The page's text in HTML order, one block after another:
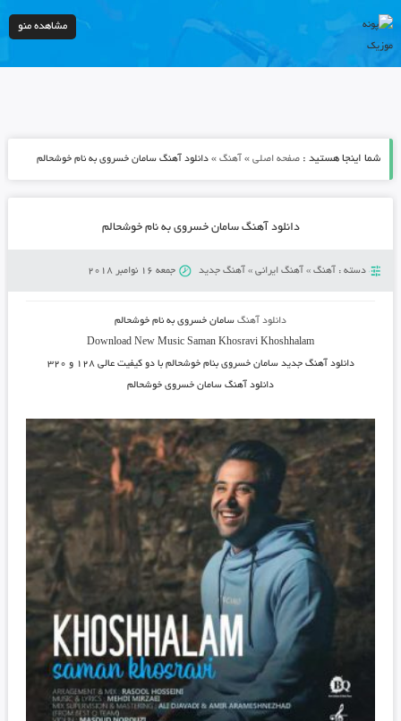
مشاهده منو
شما اینجا هستید : صفحه اصلی» آهنگ» دانلود آهنگ سامان خسروی به نام خوشحالم
دانلود آهنگ سامان خسروی به نام خوشحالم
دسته : آهنگ» آهنگ ایرانی» آهنگ جدید جمعه 16 نوامبر 2018
دانلود آهنگسامان خسروی به نام خوشحالم
Download New MusicSaman Khosravi Khoshhalam
دانلود آهنگ جدید سامان خسروی بنام خوشحالمبا دو کیفیت عالی ۱۲۸ و ۳۲۰
دانلود آهنگ سامان خسروی خوشحالم